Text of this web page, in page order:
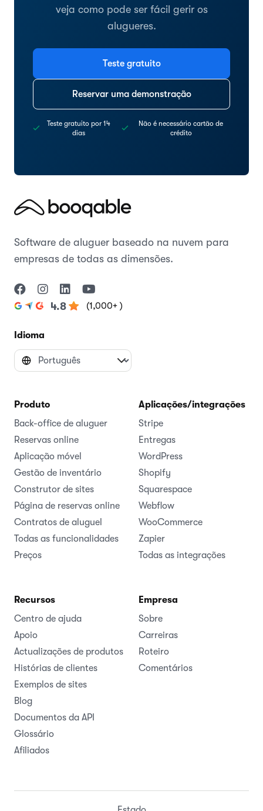
veja como pode ser fácil gerir os
alugueres.
Teste gratuito
Reservar uma demonstração
Teste gratuito por 14
dias
Não é necessário cartão de
crédito
Software de aluguer baseado na nuvem para
empresas de todas as dimensões.
4.8 (1,000+ )
Idioma
Produto
Back-office de aluguer
Reservas online
Aplicação móvel
Gestão de inventário
Construtor de sites
Página de reservas online
Contratos de aluguel
Todas as funcionalidades
Preços
Aplicações/integrações
Stripe
Entregas
WordPress
Shopify
Squarespace
Webflow
WooCommerce
Zapier
Todas as integrações
Recursos
Centro de ajuda
Apoio
Actualizações de produtos
Histórias de clientes
Exemplos de sites
Blog
Documentos da API
Glossário
Afiliados
Empresa
Sobre
Carreiras
Roteiro
Comentários